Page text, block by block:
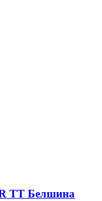
TT Белшина